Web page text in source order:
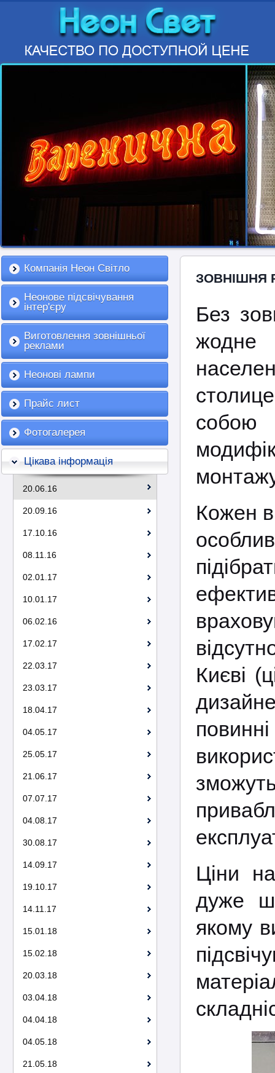
Компанія Неон Світло
Неонове підсвічування
інтер'єру
Виготовлення зовнішньої
реклами
Неонові лампи
Прайс лист
Фотогалерея
Цікава інформація
20.06.16
20.09.16
17.10.16
08.11.16
02.01.17
10.01.17
06.02.16
17.02.17
22.03.17
23.03.17
18.04.17
04.05.17
25.05.17
21.06.17
07.07.17
04.08.17
30.08.17
14.09.17
19.10.17
14.11.17
15.01.18
15.02.18
20.03.18
03.04.18
04.04.18
04.05.18
21.05.18
ЗОВНІШНЯ
Без
жодне
собою
Кожен
Києві
Ціни
дуже
якому